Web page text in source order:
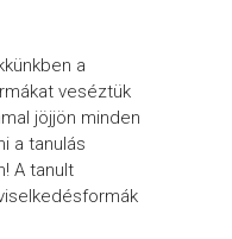
a
veséztük
jöjjön minden
a tanulás
A tanult